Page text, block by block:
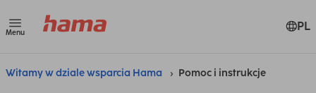
Menu PL
Witamy w dziale wsparcia Hama Pomoc i instrukcje